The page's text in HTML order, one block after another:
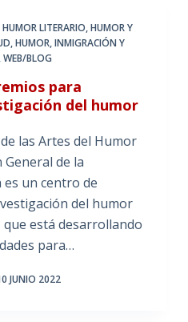
HUMOR LITERARIO,HUMOR Y
,HUMOR, INMIGRACIÓN Y
,WEB/BLOG
para
del humor
las Artes del Humor
General de la
es un centro de
del humor
está desarrollando
para…
JUNIO 2022